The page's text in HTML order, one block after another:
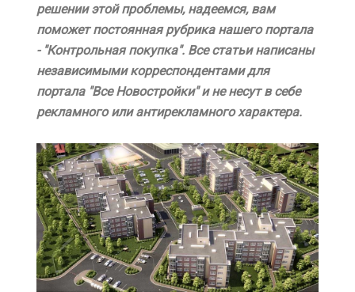
решении этой проблемы, надеемся, вам
поможет постоянная рубрика нашего портала
- "Контрольная покупка". Все статьи написаны
независимыми корреспондентами для
портала "Все Новостройки" и не несут в себе
рекламного или антирекламного характера.